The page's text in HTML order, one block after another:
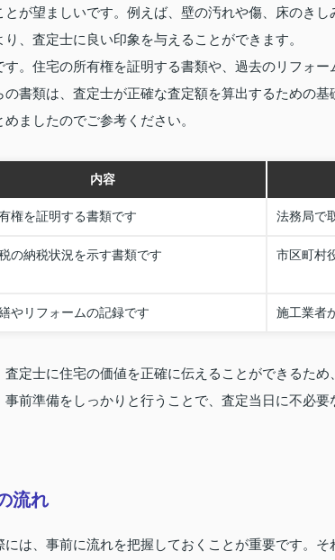
が望ましいです。例えば、壁の汚れや傷、床のき
、査定士に良い印象を与えることができます。
。住宅の所有権を証明する書類や、過去のリフォ
書類は、査定士が正確な査定額を算出するための
ましたのでご参考ください。
内容
権を証明する書類です 法務局で
の納税状況を示す書類です 市区町村
やリフォームの記録です 施工業者
定士に住宅の価値を正確に伝えることができるた
前準備をしっかりと行うことで、査定当日に不必要
流れ
は、事前に流れを把握しておくことが重要です。